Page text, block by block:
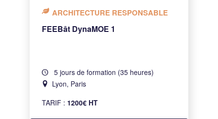
ARCHITECTURE RESPONSABLE
FEEBât DynaMOE 1
5 jours de formation (35 heures)
Lyon, Paris
TARIF : 1200€ HT